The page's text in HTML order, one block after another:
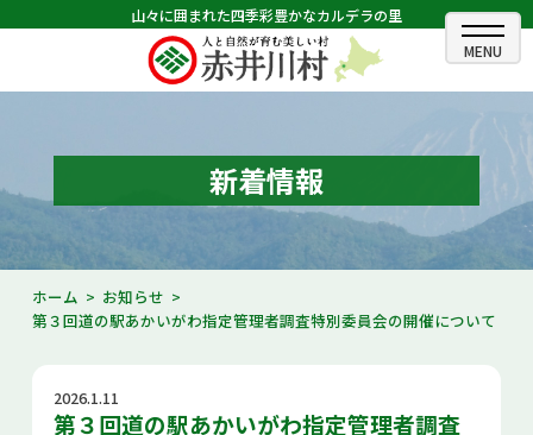
山々に囲まれた四季彩豊かなカルデラの里
ホーム
むらのできごと
むらのプロフィール
くらしの情報
村長室
新着情報
ホーム
お知らせ
第３回道の駅あかいがわ指定管理者調査特別委員会の開催について
2026.1.11
第３回道の駅あかいがわ指定管理者調査